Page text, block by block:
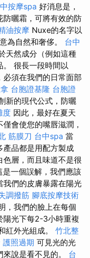
按摩spa 好消息是，
防曬霜，可將有效的防
油按摩 Nuxe的名字以
為自然和奢侈。 台中
天然成分（例如這種
很長一段時間以
須在我們的日常面部
台胞證基隆 台胞證
新的現代公式，防曬
度 因此，最好在夏天
會使您的嘴唇滋潤，
筋膜刀 台中spa 當
產品都是用配方製成
層，而且味道不是很
是一個誤解，我們應該
我們的皮膚暴露在陽光
調撥筋 腳底按摩技術
，我們的臉上在每個
陽光下每2-3小時重複
紅外光組成。 竹北整
護照過期 可見光的光
說是看不見的。 台